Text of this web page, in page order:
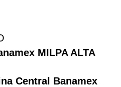
MILPA ALTA
Central Banamex